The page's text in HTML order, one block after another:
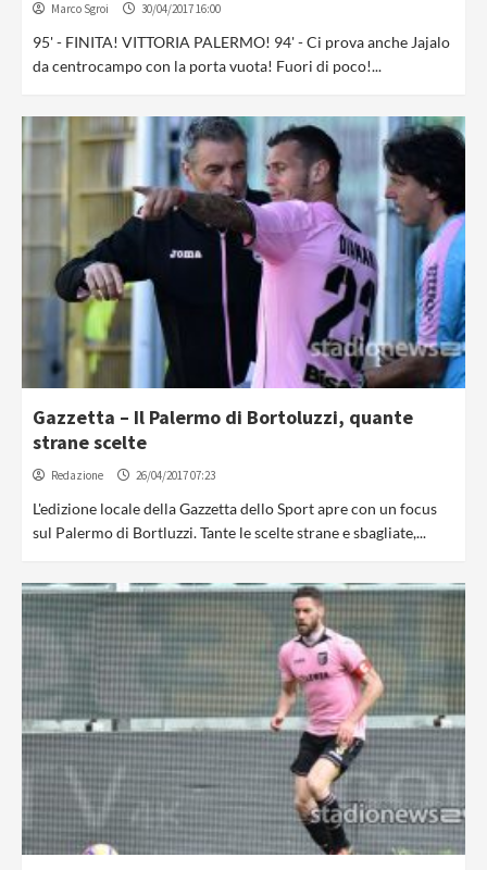
Marco Sgroi 30/04/2017 16:00
95' - FINITA! VITTORIA PALERMO! 94' - Ci prova anche Jajalo
da centrocampo con la porta vuota! Fuori di poco!...
Gazzetta – Il Palermo di Bortoluzzi, quante
strane scelte
Redazione 26/04/2017 07:23
L'edizione locale della Gazzetta dello Sport apre con un focus
sul Palermo di Bortluzzi. Tante le scelte strane e sbagliate,...